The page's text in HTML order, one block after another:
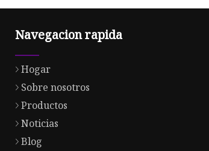
Navegacion rapida
Hogar
Sobre nosotros
Productos
Noticias
Blog